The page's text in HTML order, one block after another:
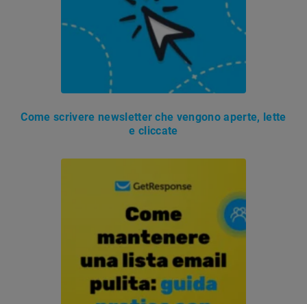
Come scrivere newsletter che vengono aperte, lette
e cliccate